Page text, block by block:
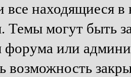
все находящиеся
Темы могут быть
форума или
возможность